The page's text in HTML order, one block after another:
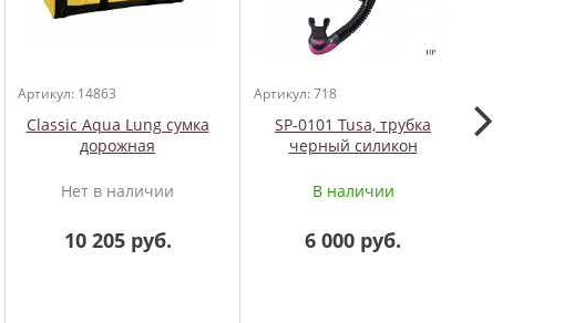
Артикул: 14863
Classic Aqua Lung сумка
дорожная
Нет в наличии
10 205 руб.
Артикул: 718
SP-0101 Tusa, трубка
черный силикон
В наличии
6 000 руб.